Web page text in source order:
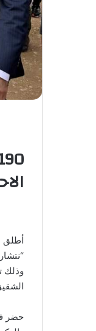
أطلق
وذلك
حضر